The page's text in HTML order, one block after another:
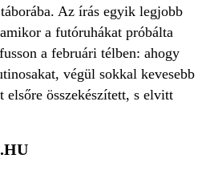
Az írás egyik legjobb
a futóruhákat próbálta
a februári télben: ahogy
végül sokkal kevesebb
összekészített, s elvitt